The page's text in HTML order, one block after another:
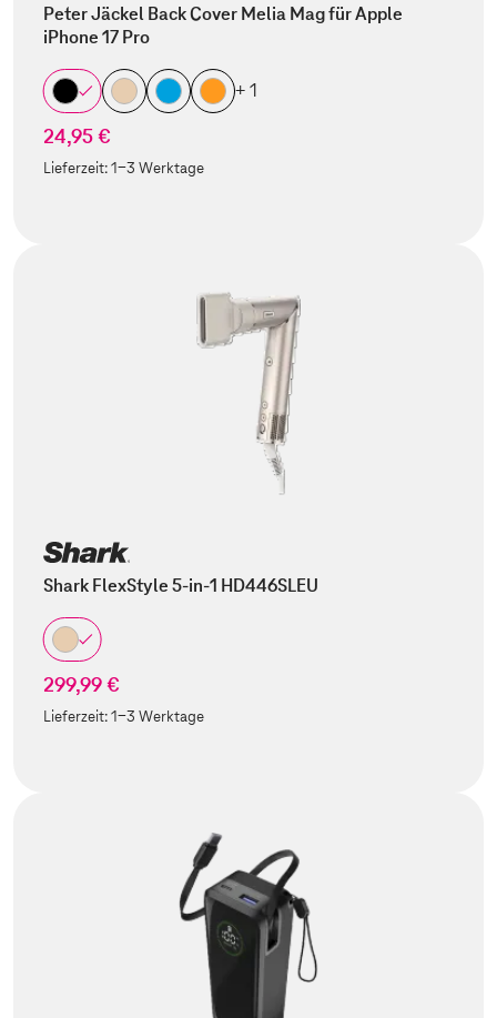
Peter Jäckel Back Cover Melia Mag für Apple
iPhone 17 Pro
+ 1
24,95 €
Lieferzeit:1-3 Werktage
Shark FlexStyle 5-in-1 HD446SLEU
299,99 €
Lieferzeit:1-3 Werktage